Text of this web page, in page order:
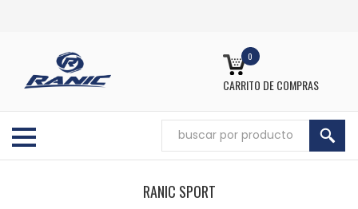
0
CARRITO DE COMPRAS
RANIC SPORT